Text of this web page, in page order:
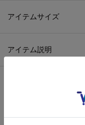
アイテムサイズ
アイテム説明